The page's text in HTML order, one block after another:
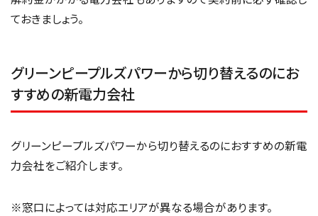
ておきましょう。
グリーンピープルズパワーから切り替えるのにお
すすめの新電力会社
グリーンピープルズパワーから切り替えるのにおすすめの新電
力会社をご紹介します。
※窓口によっては対応エリアが異なる場合があります。